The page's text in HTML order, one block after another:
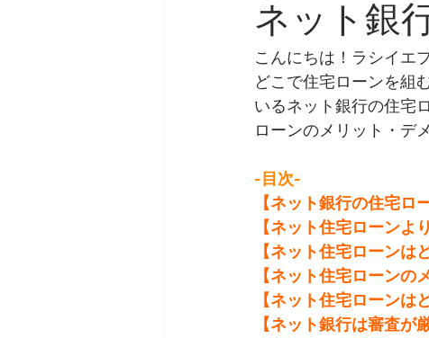
ネット銀
こんにちは！ラシイエ
どこで住宅ローンを組
いるネット銀行の住宅
ローンのメリット・デ
-目次-
【ネット銀行の住宅ロ
【ネット住宅ローンよ
【ネット住宅ローンは
【ネット住宅ローンの
【ネット住宅ローンは
【ネット銀行は審査が